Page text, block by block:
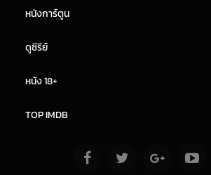
หนังการ์ตูน
ดูซีรีย์
หนัง 18+
TOP IMDB